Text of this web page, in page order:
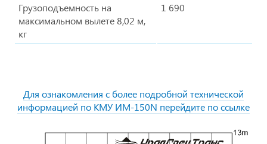
Грузоподъемность на
максимальном вылете 8,02 м,
кг
1 690
Для ознакомления с более подробной технической
информацией по КМУ ИМ-150N перейдите по ссылке